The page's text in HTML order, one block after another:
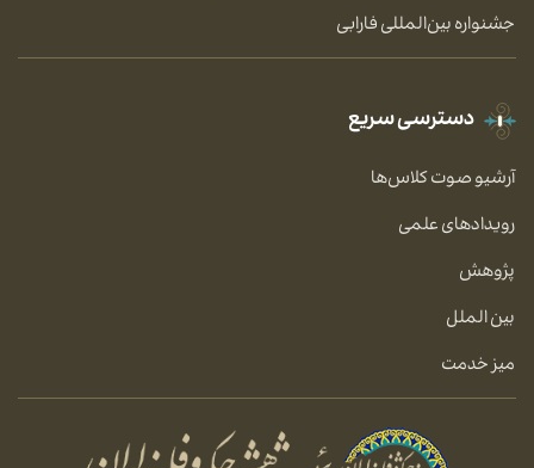
جشنواره بین‌المللی فارابی
دسترسی سریع
آرشیو صوت کلاس‌ها
رویدادهای علمی
پژوهش
بین الملل
میز خدمت